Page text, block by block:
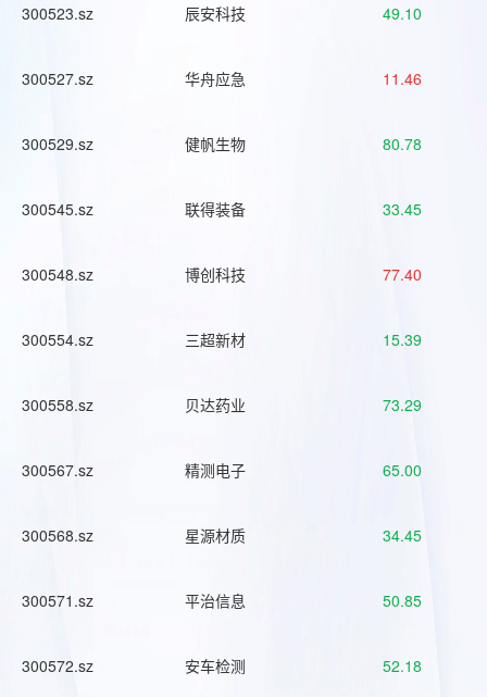
300523.sz 辰安科技 49.10
300527.sz 华舟应急 11.46
300529.sz 健帆生物 80.78
300545.sz 联得装备 33.45
300548.sz 博创科技 77.40
300554.sz 三超新材 15.39
300558.sz 贝达药业 73.29
300567.sz 精测电子 65.00
300568.sz 星源材质 34.45
300571.sz 平治信息 50.85
300572.sz 安车检测 52.18